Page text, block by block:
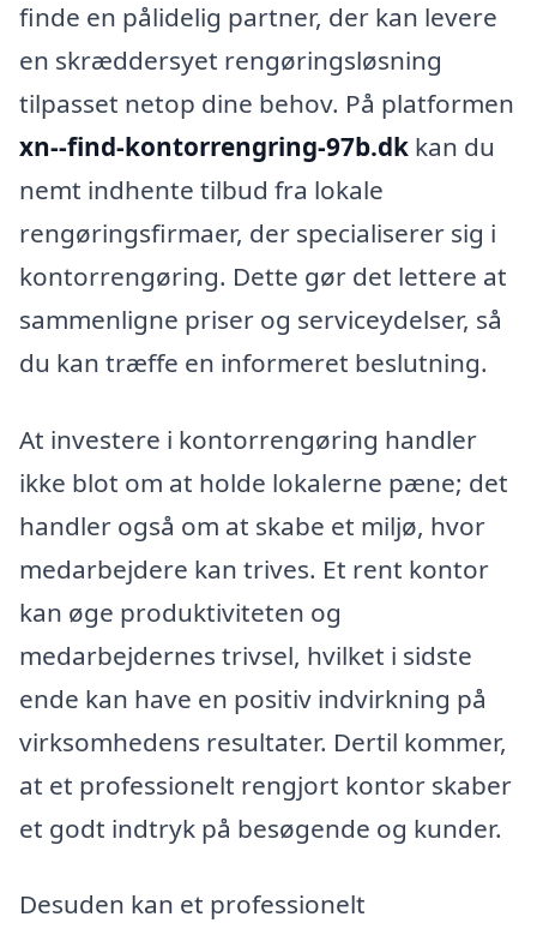
finde en pålidelig partner, der kan levere
en skræddersyet rengøringsløsning
tilpasset netop dine behov. På platformen
xn--find-kontorrengring-97b.dk kan du
nemt indhente tilbud fra lokale
rengøringsfirmaer, der specialiserer sig i
kontorrengøring. Dette gør det lettere at
sammenligne priser og serviceydelser, så
du kan træffe en informeret beslutning.
At investere i kontorrengøring handler
ikke blot om at holde lokalerne pæne; det
handler også om at skabe et miljø, hvor
medarbejdere kan trives. Et rent kontor
kan øge produktiviteten og
medarbejdernes trivsel, hvilket i sidste
ende kan have en positiv indvirkning på
virksomhedens resultater. Dertil kommer,
at et professionelt rengjort kontor skaber
et godt indtryk på besøgende og kunder.
Desuden kan et professionelt